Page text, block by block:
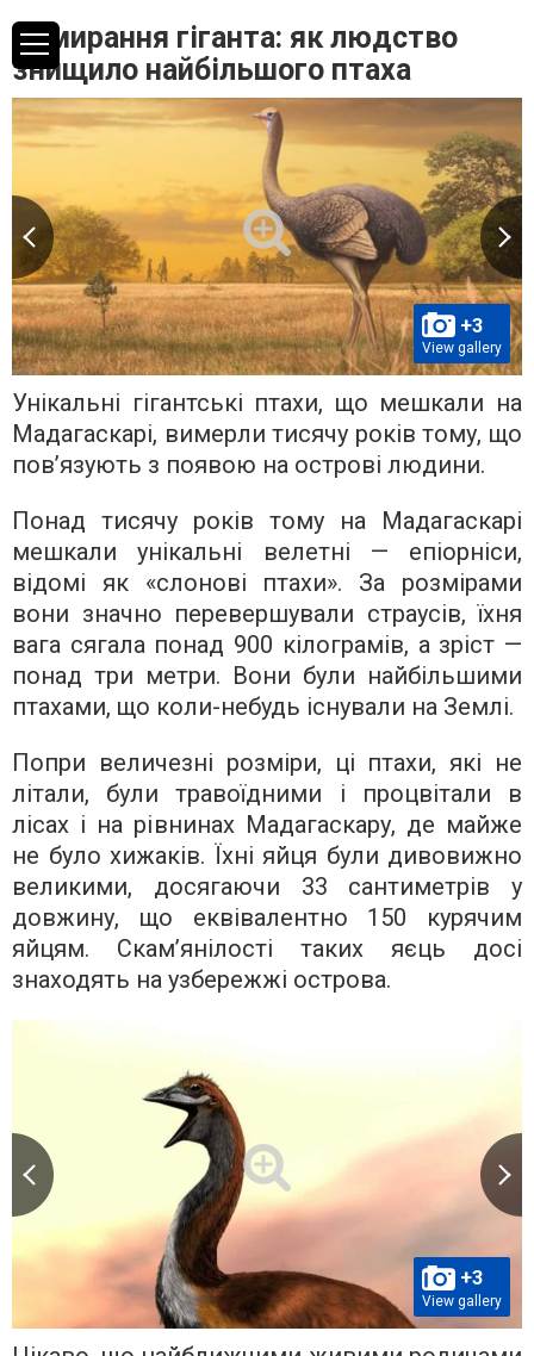
Вимирання гіганта: як людство
знищило найбільшого птаха
+3
View gallery
Унікальні гігантські птахи, що мешкали на
Мадагаскарі, вимерли тисячу років тому, що
пов’язують з появою на острові людини.
Понад тисячу років тому на Мадагаскарі
мешкали унікальні велетні — епіорніси,
відомі як «слонові птахи». За розмірами
вони значно перевершували страусів, їхня
вага сягала понад 900 кілограмів, а зріст —
понад три метри. Вони були найбільшими
птахами, що коли-небудь існували на Землі.
Попри величезні розміри, ці птахи, які не
літали, були травоїдними і процвітали в
лісах і на рівнинах Мадагаскару, де майже
не було хижаків. Їхні яйця були дивовижно
великими, досягаючи 33 сантиметрів у
довжину, що еквівалентно 150 курячим
яйцям. Скам’янілості таких яєць досі
знаходять на узбережжі острова.
+3
View gallery